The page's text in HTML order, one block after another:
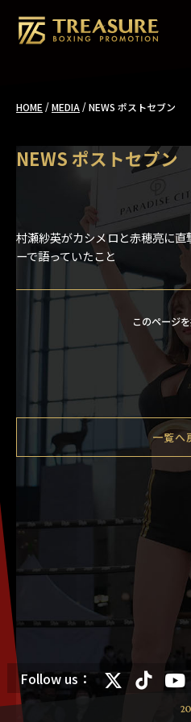
Follow us：
HOME /MEDIA /NEWS ポストセブン
NEWS ポストセブン
村瀬紗英がカシメロと赤穂亮に
ーで語っていたこと
一覧へ